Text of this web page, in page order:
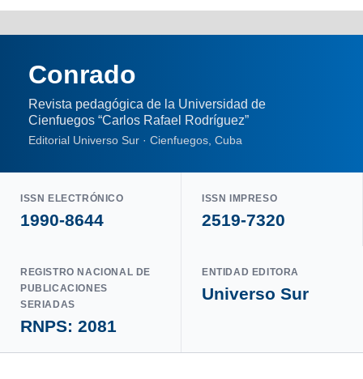
Conrado
Revista pedagógica de la Universidad de
Cienfuegos “Carlos Rafael Rodríguez”
Editorial Universo Sur · Cienfuegos, Cuba
ISSN ELECTRÓNICO
1990-8644
ISSN IMPRESO
2519-7320
REGISTRO NACIONAL DE
PUBLICACIONES
SERIADAS
RNPS: 2081
ENTIDAD EDITORA
Universo Sur